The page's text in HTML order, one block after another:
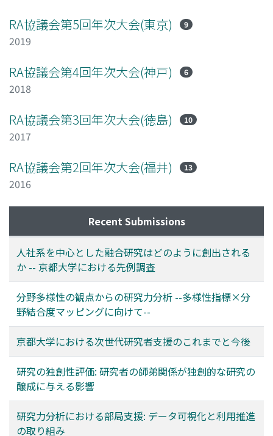
RA協議会第5回年次大会(東京) 9
2019
RA協議会第4回年次大会(神戸) 6
2018
RA協議会第3回年次大会(徳島) 10
2017
RA協議会第2回年次大会(福井) 13
2016
Recent Submissions
人社系を中⼼とした融合研究はどのように創出される
か -- 京都⼤学における先例調査
分野多様性の観点からの研究力分析 --多様性指標×分
野結合度マッピングに向けて--
京都大学における次世代研究者支援のこれまでと今後
研究の独創性評価: 研究者の師弟関係が独創的な研究の
醸成に与える影響
研究力分析における部局支援: データ可視化と利用推進
の取り組み